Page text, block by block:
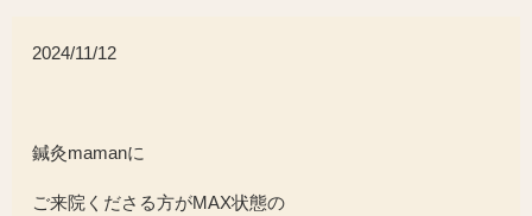
2024/11/12
鍼灸mamanに
ご来院くださる方がMAX状態の